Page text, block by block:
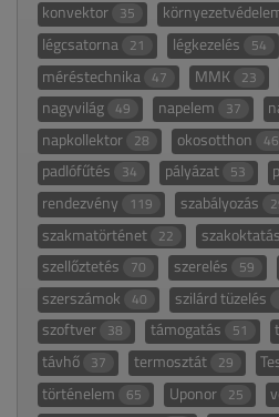
konvektor 35
légcsatorna 21 légkezelés 54
méréstechnika 47 MMK 23
nagyvilág 49 napelem 37
napkollektor 28 okosotthon 46
padlófűtés 34 pályázat 53
rendezvény 119 szabályozás
szakmatörténet 22 szakoktatás
szellőztetés 70 szerelés 59
szerszámok 40 szilárd tüzelés
szoftver 38 támogatás 51
távhő 37 termosztát 29
történelem 65 Uponor 25